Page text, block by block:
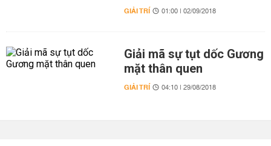
GIẢI TRÍ 01:00 | 02/09/2018
Giải mã sự tụt dốc Gương
mặt thân quen
GIẢI TRÍ 04:10 | 29/08/2018